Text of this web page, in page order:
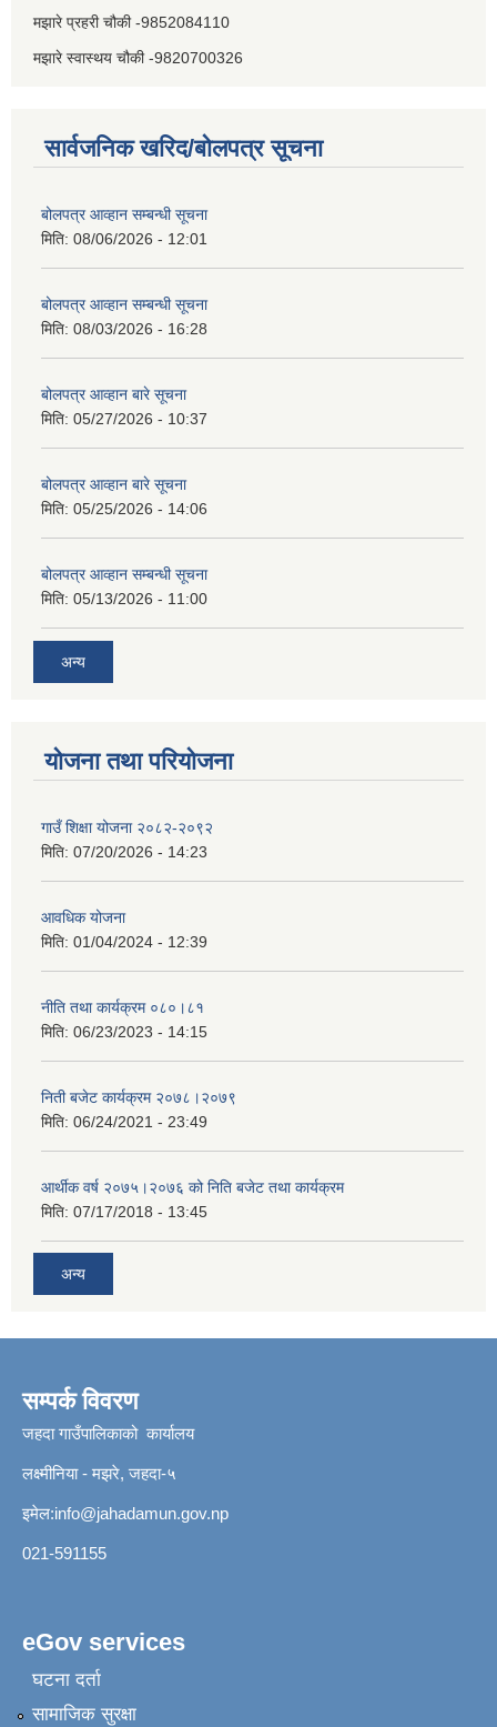
मझारे प्रहरी चौकी -9852084110
मझारे स्वास्थय चौकी -9820700326
सार्वजनिक खरिद/बोलपत्र सूचना
बोलपत्र आव्हान सम्बन्धी सूचना
मिति: 08/06/2026 - 12:01
बोलपत्र आव्हान सम्बन्धी सूचना
मिति: 08/03/2026 - 16:28
बोलपत्र आव्हान बारे सूचना
मिति: 05/27/2026 - 10:37
बोलपत्र आव्हान बारे सूचना
मिति: 05/25/2026 - 14:06
बोलपत्र आव्हान सम्बन्धी सूचना
मिति: 05/13/2026 - 11:00
अन्य
योजना तथा परियोजना
गाउँ शिक्षा योजना २०८२-२०९२
मिति: 07/20/2026 - 14:23
आवधिक योजना
मिति: 01/04/2024 - 12:39
नीति तथा कार्यक्रम ०८०।८१
मिति: 06/23/2023 - 14:15
निती बजेट कार्यक्रम २०७८।२०७९
मिति: 06/24/2021 - 23:49
आर्थीक वर्ष २०७५।२०७६ को निति बजेट तथा कार्यक्रम
मिति: 07/17/2018 - 13:45
अन्य
सम्पर्क विवरण
जहदा गाउँपालिकाको कार्यालय
लक्ष्मीनिया - मझरे, जहदा-५
इमेल:info@jahadamun.gov.np
021-591155
eGov services
घटना दर्ता
सामाजिक सुरक्षा